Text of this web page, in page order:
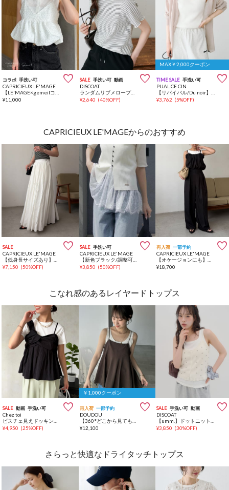
コラボ 手洗い可 
CAPRICIEUX LE'MAGE
¥11,000
SALE 手洗い可 動画 
DISCOAT
ランダムリブメロープルオーバー
¥2,640 (40%OFF)
MAX￥2,000クーポン
TIME SALE 手洗い可 
PUAL CE CIN
¥3,762 (5%OFF)
CAPRICIEUX LE'MAGEからのおすすめ
SALE 
CAPRICIEUX LE'MAGE
¥7,150 (50%OFF)
SALE 手洗い可 
CAPRICIEUX LE'MAGE
【新色ブラック/調整可能◎】レースキャミ
¥3,850 (50%OFF)
再入荷 一部予約 
CAPRICIEUX LE'MAGE
¥18,700
こなれ感のあるレイヤードトップス
SALE 動画 手洗い可 
Chez toi
¥4,950 (25%OFF)
￥1,000クーポン
再入荷 一部予約 
DOUDOU
¥12,100
SALE 手洗い可 動画 
DISCOAT
¥3,850 (30%OFF)
さらっと快適なドライタッチトップス